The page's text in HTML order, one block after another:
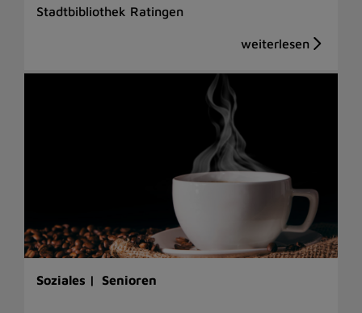
Stadtbibliothek Ratingen
Soziales | Senioren